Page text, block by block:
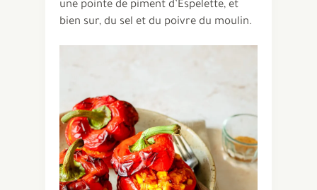
une pointe de piment d’Espelette, et
bien sur, du sel et du poivre du moulin.